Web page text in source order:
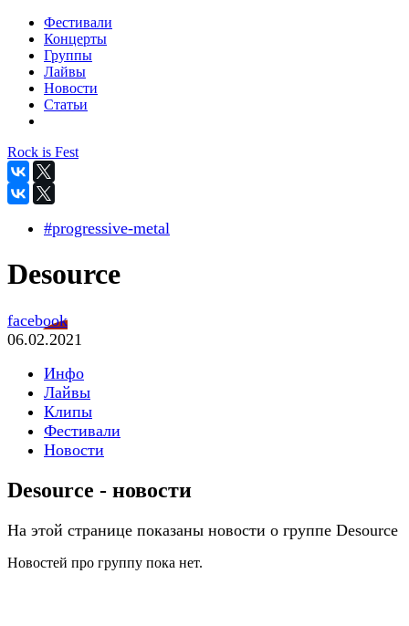
Фестивали
Концерты
Группы
Лайвы
Новости
Статьи
Rock is Fest
#progressive-metal
Desource
facebook
06.02.2021
Инфо
Лайвы
Клипы
Фестивали
Новости
Desource - новости
На этой странице показаны новости о группе Desource
Новостей про группу пока нет.